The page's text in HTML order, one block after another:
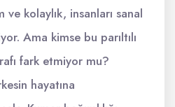
ve kolaylık, insanları sanal
Ama kimse bu parıltılı
fark etmiyor mu?
hayatına